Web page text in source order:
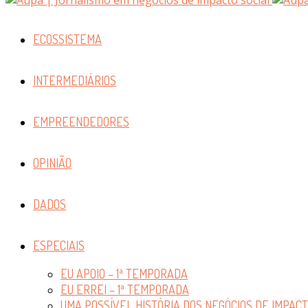
ECOSSISTEMA
INTERMEDIÁRIOS
EMPREENDEDORES
OPINIÃO
DADOS
ESPECIAIS
EU APOIO – 1ª TEMPORADA
EU ERREI – 1ª TEMPORADA